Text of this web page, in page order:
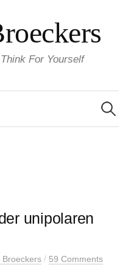
For Yourself
for:
unipolaren
Broeckers / 59 Comments